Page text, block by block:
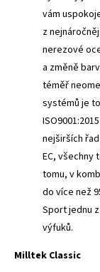
vám
z
nerezové
a změně
téměř
systémů je
nejširších
EC, všechny
tomu, v
do více než
Sport jednu
výfuků.
Milltek Classic